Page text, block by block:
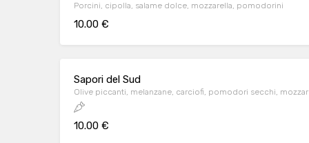
Porcini, cipolla, salame dolce, mozzarella, pomodorini
10.00 €
Sapori del Sud
Olive piccanti, melanzane, carciofi, pomodori secchi,
10.00 €